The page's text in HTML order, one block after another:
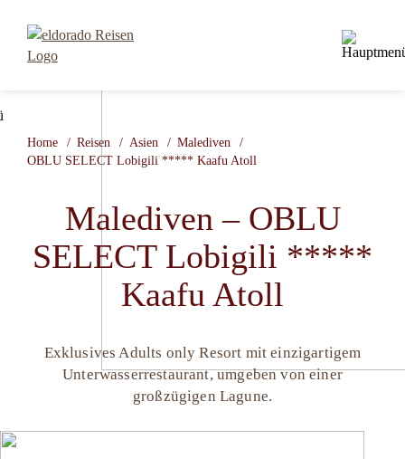
Home Reisen Asien
Malediven
OBLU SELECT Lobigili ***** Kaafu Atoll
Malediven – OBLU
SELECT Lobigili *****
Kaafu Atoll
Exklusives Adults only Resort mit einzigartigem
Unterwasserrestaurant, umgeben von einer
großzügigen Lagune.